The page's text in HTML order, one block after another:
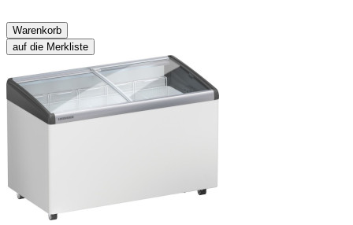
Warenkorb
auf die Merkliste